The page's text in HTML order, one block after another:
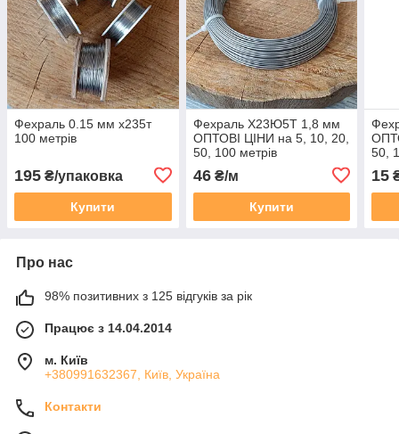
Фехраль 0.15 мм х235т
100 метрів
195 ₴/упаковка
Купити
Фехраль Х23Ю5Т 1,8 мм
ОПТОВІ ЦІНИ на 5, 10, 20,
50, 100 метрів
46₴/м
Купити
50,
15
Про нас
98% позитивних з 125 відгуків за рік
Працює з 14.04.2014
м. Київ
+380991632367, Київ, Україна
Контакти